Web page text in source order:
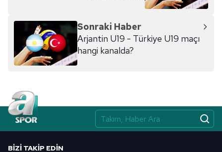
Sonraki Haber
Arjantin U19 - Türkiye U19 maçı
hangi kanalda?
BIZI TAKIP EDIN